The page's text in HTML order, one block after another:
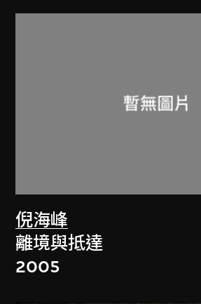
倪海峰
離境與抵達
2005